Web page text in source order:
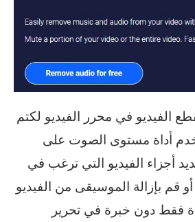
الفيديو في محرر الفيديو لكتم
أداة مستوى الصوت على
أجزاء الفيديو التي ترغب في
قم بإزالة الموسيقى من الفيديو
فقط دون خبرة في تحرير